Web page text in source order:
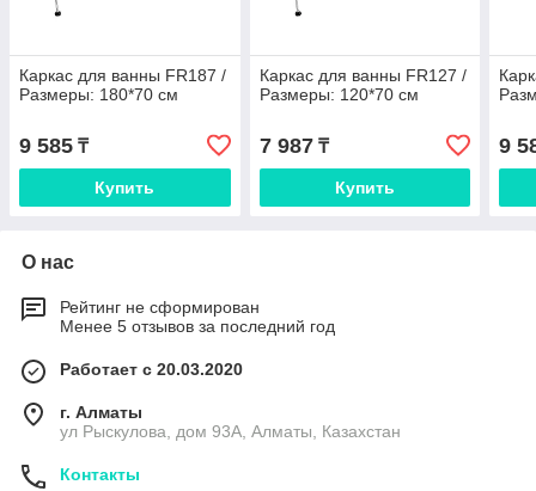
Каркас для ванны FR187 /
Размеры: 180*70 см
9 585 ₸
Купить
Каркас для ванны FR127 /
Размеры: 120*70 см
7 987₸
Купить
9
О нас
Рейтинг не сформирован
Менее 5 отзывов за последний год
Работает с 20.03.2020
г. Алматы
ул Рыскулова, дом 93А, Алматы, Казахстан
Контакты